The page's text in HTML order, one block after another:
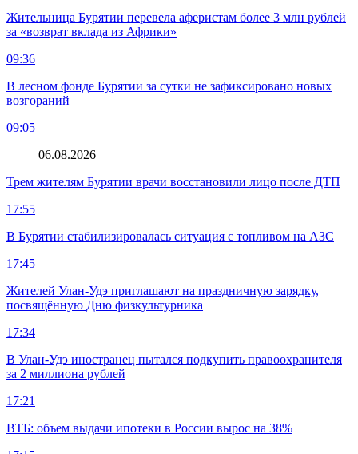
Жительница Бурятии перевела аферистам более 3 млн рублей
за «возврат вклада из Африки»
09:36
В лесном фонде Бурятии за сутки не зафиксировано новых
возгораний
09:05
06.08.2026
Трем жителям Бурятии врачи восстановили лицо после ДТП
17:55
В Бурятии стабилизировалась ситуация с топливом на АЗС
17:45
Жителей Улан-Удэ приглашают на праздничную зарядку,
посвящённую Дню физкультурника
17:34
В Улан-Удэ иностранец пытался подкупить правоохранителя
за 2 миллиона рублей
17:21
ВТБ: объем выдачи ипотеки в России вырос на 38%